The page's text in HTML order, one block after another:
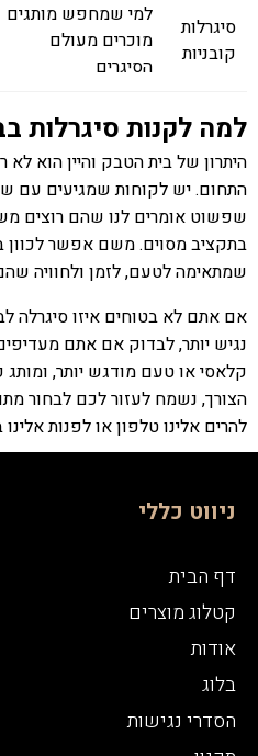
סיגרלות
קובניות
למי שמחפש מותגים
מוכרים מעולם
הסיגרים
למה לקנות סיגרלות
היתרון של בית הטבק והיין הוא
התחום. יש לקוחות שמגיעים עם
שפשוט אומרים לנו שהם רוצים
בתקציב מסוים. משם אפשר לכוון
שמתאימה לטעם, לזמן ולחוויה
אם אתם לא בטוחים איזו סיגרלה
נגיש יותר, לבדוק אם אתם
קלאסי או טעם מודגש יותר, ומותג
הצורך, נשמח לעזור לכם לבחור
להרים אלינו טלפון או לפנות אלינו
ניווט כללי
דף הבית
קטלוג מוצרים
אודות
בלוג
הסדרי נגישות